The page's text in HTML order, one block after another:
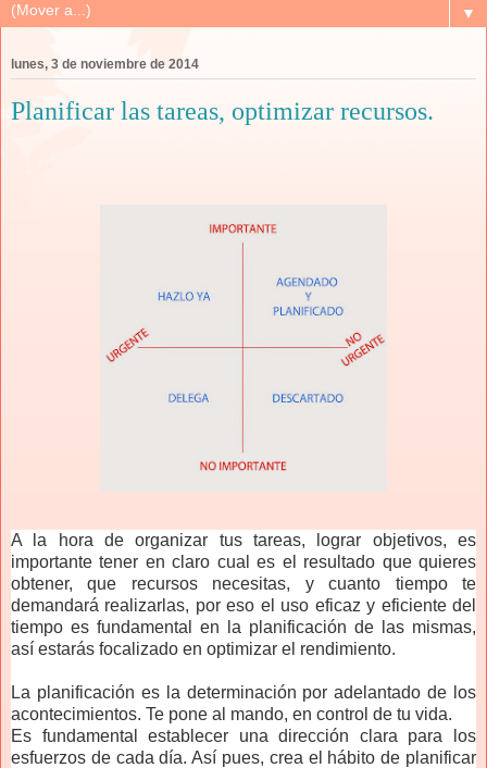
▼
lunes, 3 de noviembre de 2014
Planificar las tareas, optimizar recursos.
A la hora de organizar tus tareas, lograr objetivos, es
importante tener en claro cual es el resultado que quieres
obtener, que recursos necesitas, y cuanto tiempo te
demandará realizarlas, por eso el uso eficaz y eficiente del
tiempo es fundamental en la planificación de las mismas,
así estarás focalizado en optimizar el rendimiento.
La planificación es la determinación por adelantado de los
acontecimientos. Te pone al mando, en control de tu vida.
Es fundamental establecer una dirección clara para los
esfuerzos de cada día. Así pues, crea el hábito de planificar